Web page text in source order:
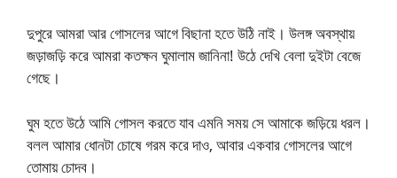
দুপুরে আমরা আর গোসলের আগে বিছানা হতে উঠি নাই। উলঙ্গ অবস্থায়
জড়াজড়ি করে আমরা কতক্ষন ঘুমালাম জানিনা! উঠে দেখি বেলা দুইটা বেজে
গেছে।
ঘুম হতে উঠে আমি গোসল করতে যাব এমনি সময় সে আমাকে জড়িয়ে ধরল।
বলল আমার ধোনটা চোষে গরম করে দাও, আবার একবার গোসলের আগে
তোমায় চোদব।